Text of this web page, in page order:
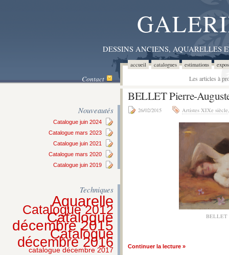
DESSINS ANCIENS,
accueil catalogues estimations
Contact Les articles à
Nouveautés
Catalogue juin 2024
Catalogue mars 2023
Catalogue juin 2021
Catalogue mars 2020
Catalogue juin 2019
Techniques
Aquarelle
Catalogue 2012
Catalogue
décembre 2015
Catalogue
décembre 2016
catalogue décembre 2017
BELLET Pierre-
26/02/2015 Artistes XIXe siècle
BELLET
Continuer la lecture »